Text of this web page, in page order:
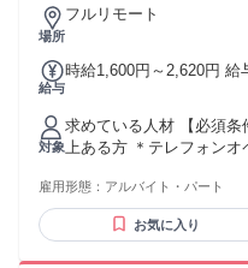
て中・子育てが落ち着いた
場所
フルリモート
給与
時給1,600円～2,620円 給
給（年2回／2月・8月）あり。 試用期間が終わる前
実施。 わかりやすい基準
をしっかり評価◎ 頑張り
対象
求めている人材 【必須条
上ある方 ＊テレフォン
拓やアポ獲得など、 結果を全力で追った経験がある方！ ⏩法
人のお客様との 電話対応に抵抗がない方 ⏩個人PCにて面接
にご参加いただける方
雇用形態： アルバイト・パート
お気に入り